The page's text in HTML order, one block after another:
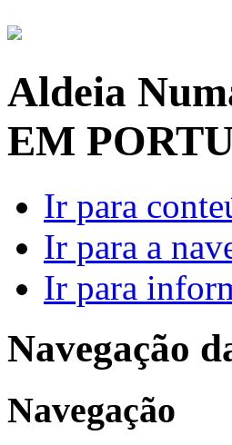
Aldeia
EM
Ir para
Ir para a
Ir para
Navegação
Navegação